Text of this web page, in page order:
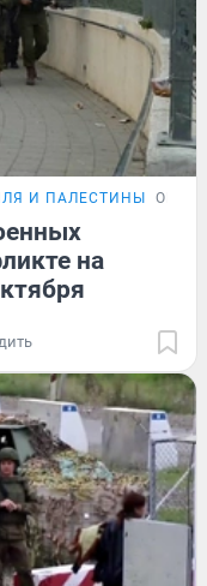
И ПАЛЕСТИНЫ ОБЗОР
на